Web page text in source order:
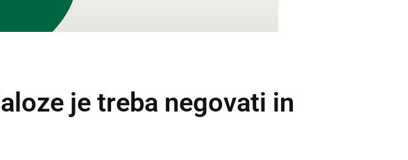
je treba negovati in